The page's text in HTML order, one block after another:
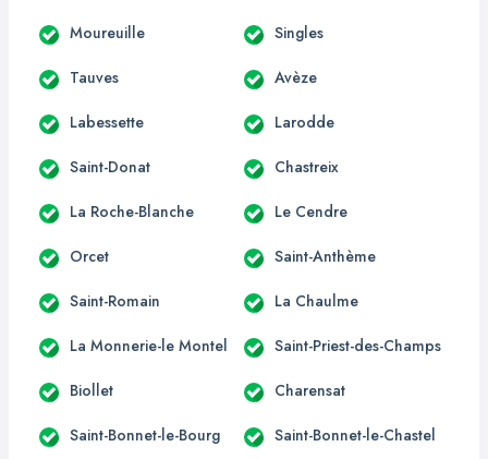
Moureuille Singles
Tauves Avèze
Labessette Larodde
Saint-Donat Chastreix
La Roche-Blanche Le Cendre
Orcet Saint-Anthème
Saint-Romain La Chaulme
La Monnerie-le Montel Saint-Priest-des-Champs
Biollet Charensat
Saint-Bonnet-le-Bourg Saint-Bonnet-le-Chastel